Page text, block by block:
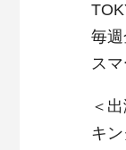
毎
ス
＜
キ